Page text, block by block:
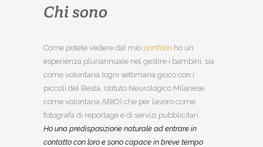
Chi sono
Come potete vedere dal mio portfolio ho un
esperienza pluriannuale nel gestire i bambini, sia
come volontaria (ogni settimana gioco con i
piccoli del Besta, istituto Neurologico Milanese,
come volontaria ABIO) che per lavoro come
fotografa di reportage e di servizi pubblicitari.
Ho una predisposizione naturale ad entrare in
contatto con loro e sono capace in breve tempo